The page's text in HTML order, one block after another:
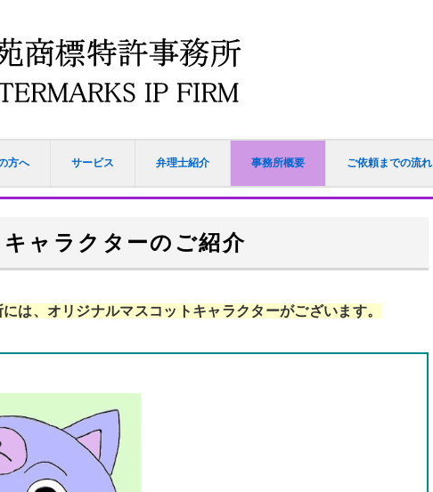
方へ サービス 弁理士紹介 事務所概要 ご依頼までの流れ
ャラクターのご紹介
は、オリジナルマスコットキャラクターがございます。